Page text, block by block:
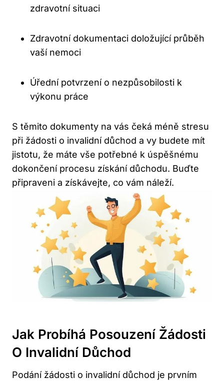
zdravotní situaci
Zdravotní dokumentaci doložující průběh
vaší nemoci
Úřední potvrzení o nezpůsobilosti k
výkonu práce
S těmito dokumenty na vás čeká méně stresu
při žádosti o invalidní důchod a vy budete mít
jistotu, že máte vše potřebné k úspěšnému
dokončení procesu získání důchodu. Buďte
připraveni a získávejte, co vám náleží.
Jak Probíhá Posouzení Žádosti
O Invalidní Důchod
Podání žádosti o invalidní důchod je prvním